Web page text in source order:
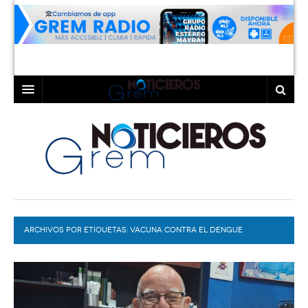
LAGUNA
TORREÓN
GÓMEZ PALACIO
LERDO
COAHUILA
DURANGO
DEPORTES
EXA
COLABORADORES
ARCHIVOS POR ETIQUETAS: VACUNA CONTRA EL DENGUE